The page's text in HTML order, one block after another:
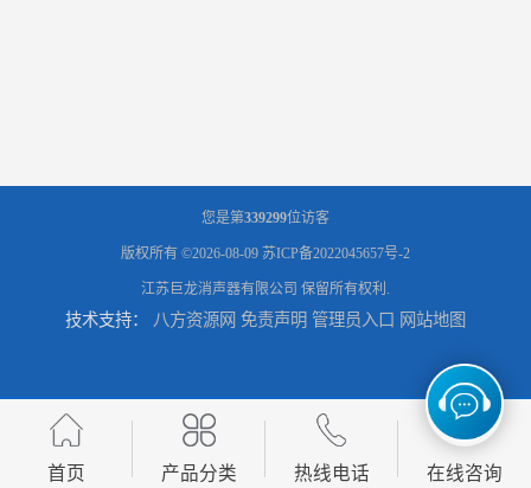
您是第339299位访客
版权所有 ©2026-08-09 苏ICP备2022045657号-2
江苏巨龙消声器有限公司 保留所有权利.
技术支持： 八方资源网 免责声明 管理员入口 网站地图
首页 产品分类 热线电话 在线咨询